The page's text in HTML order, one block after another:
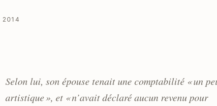
2014
Selon lui, son épouse tenait une comptabilité « un
artistique », et « n’avait déclaré aucun revenu pour